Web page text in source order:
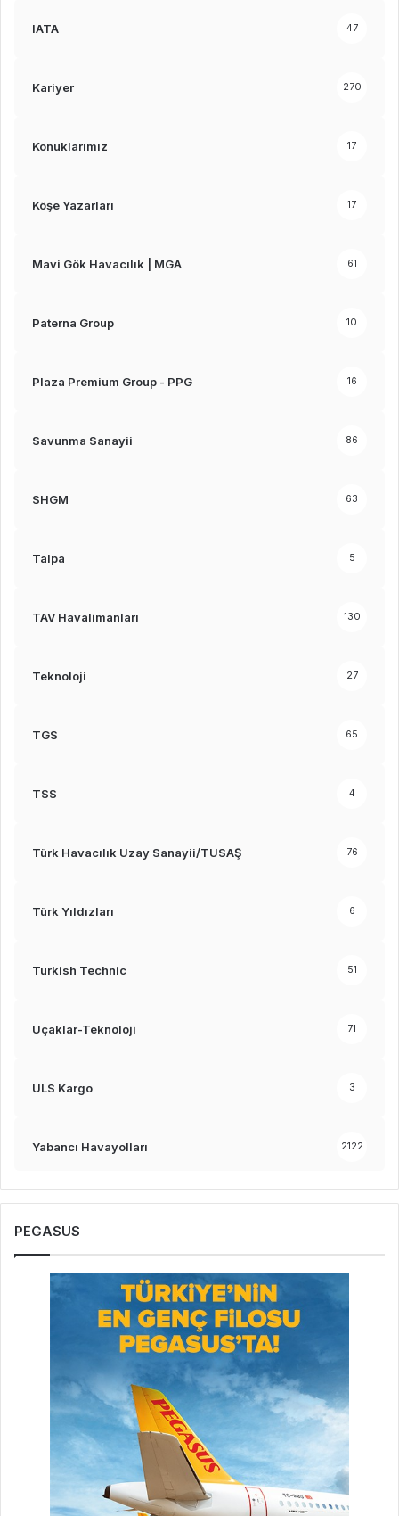
IATA 47
Kariyer 270
Konuklarımız 17
Köşe Yazarları 17
Mavi Gök Havacılık | MGA 61
Paterna Group 10
Plaza Premium Group - PPG 16
Savunma Sanayii 86
SHGM 63
Talpa 5
TAV Havalimanları 130
Teknoloji 27
TGS 65
TSS 4
Türk Havacılık Uzay Sanayii/TUSAŞ 76
Türk Yıldızları 6
Turkish Technic 51
Uçaklar-Teknoloji 71
ULS Kargo 3
Yabancı Havayolları 2122
PEGASUS